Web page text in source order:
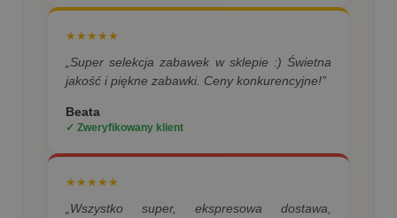
★★★★★
„Super selekcja zabawek w sklepie :) Świetna
jakość i piękne zabawki. Ceny konkurencyjne!”
Beata
✓ Zweryfikowany klient
★★★★★
„Wszystko super, ekspresowa dostawa,